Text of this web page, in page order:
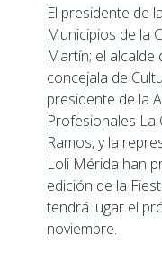
El presidente de
Municipios de la
Martín; el alcalde
concejala de
presidente de la
Profesionales La
Ramos, y la
Loli Mérida han
edición de la
tendrá lugar el
noviembre.